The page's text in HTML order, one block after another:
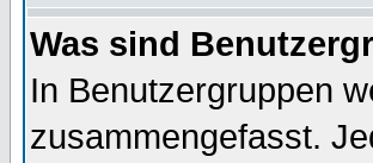
Was sind
In Benutzergruppen
zusammengefasst.